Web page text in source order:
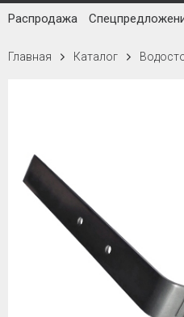
Распродажа
Главная Каталог